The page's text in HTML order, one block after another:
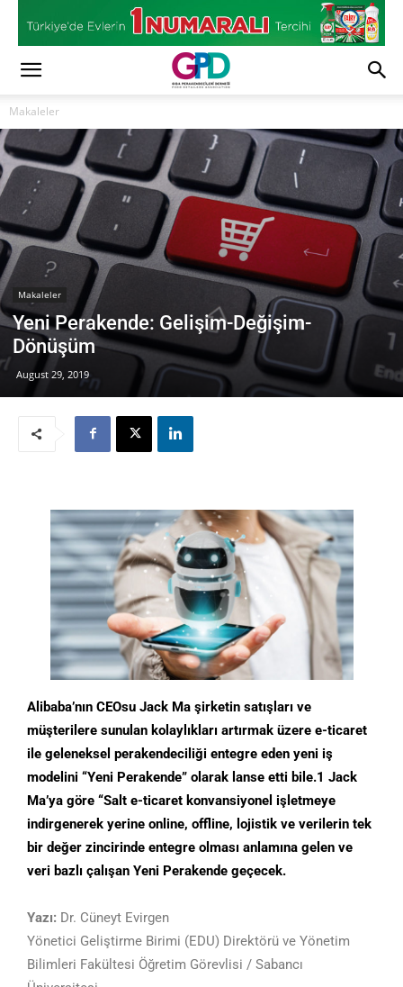
Makaleler
Makaleler
Yeni Perakende: Gelişim-Değişim-
Dönüşüm
August 29, 2019
Alibaba’nın CEOsu Jack Ma şirketin satışları ve
müşterilere sunulan kolaylıkları artırmak üzere e-ticaret
ile geleneksel perakendeciliği entegre eden yeni iş
modelini “Yeni Perakende” olarak lanse etti bile.1 Jack
Ma’ya göre “Salt e-ticaret konvansiyonel işletmeye
indirgenerek yerine online, offline, lojistik ve verilerin tek
bir değer zincirinde entegre olması anlamına gelen ve
veri bazlı çalışan Yeni Perakende geçecek.
Yazı: Dr. Cüneyt Evirgen
Yönetici Geliştirme Birimi (EDU) Direktörü ve Yönetim
Bilimleri Fakültesi Öğretim Görevlisi / Sabancı